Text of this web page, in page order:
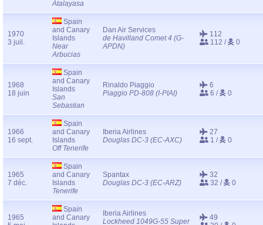
Atalayasa
1970
3 juil.
Spain
and Canary
Islands
Near
Arbucias
Dan Air Services
de Havilland Comet 4 (G-
APDN)
112
112 /
0
1968
18 juin
Spain
and Canary
Islands
San
Sebastian
Rinaldo Piaggio
Piaggio PD-808 (I-PIAI)
6
6 /
0
1966
16 sept.
Spain
and Canary
Islands
Off Tenerife
Iberia Airlines
Douglas DC-3 (EC-AXC)
27
1 /
0
1965
7 déc.
Spain
and Canary
Islands
Tenerife
Spantax
Douglas DC-3 (EC-ARZ)
32
32 /
0
1965
Spain
and Canary
Iberia Airlines
Lockheed 1049G-55 Super
49